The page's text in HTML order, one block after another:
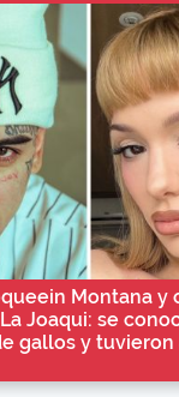
Montana y
Joaqui: se
gallos y tuvieron